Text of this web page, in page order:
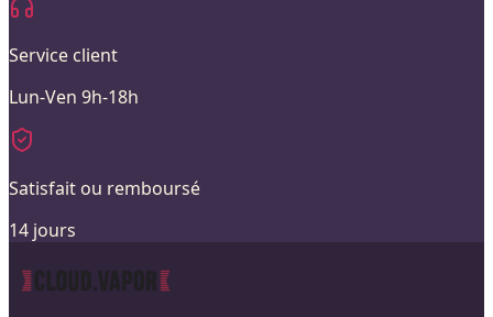
Service client
Lun-Ven 9h-18h
Satisfait ou remboursé
14 jours